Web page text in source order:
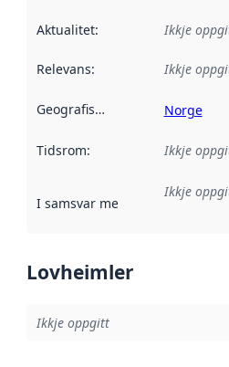
Aktualitet: Ikkje
Relevans: Ikkje
Geografisk område Norge
Tidsrom: Ikkje
I samsvar med Referanse til
Ikkje
Lovheimler
Ikkje oppgitt